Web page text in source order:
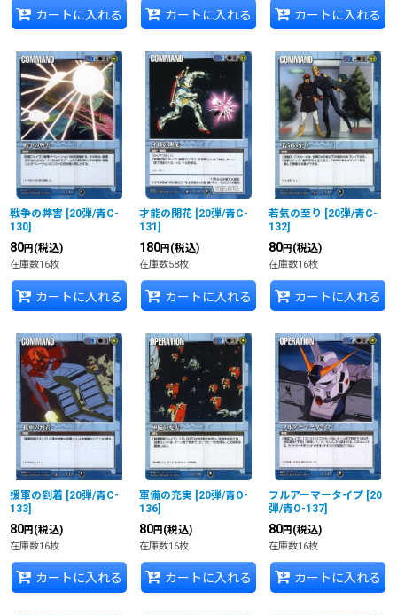
カートに入れる カートに入れる カートに入れる
戦争の弊害 [20弾/青C-
130]
80円 (税込)
在庫数16枚
カートに入れる
才能の開花 [20弾/青C-
131 ]
180円 (税込)
在庫数58枚
カートに入れる
若気の至り [20弾/青C-
132]
80円 (税込)
在庫数16枚
カートに入れる
援軍の到着 [20弾/青C-
133]
80円 (税込)
在庫数16枚
カートに入れる
軍備の充実 [20弾/青O-
136]
80円 (税込)
在庫数16枚
カートに入れる
フルアーマータイプ [20
弾/青O-137]
80円 (税込)
在庫数16枚
カートに入れる